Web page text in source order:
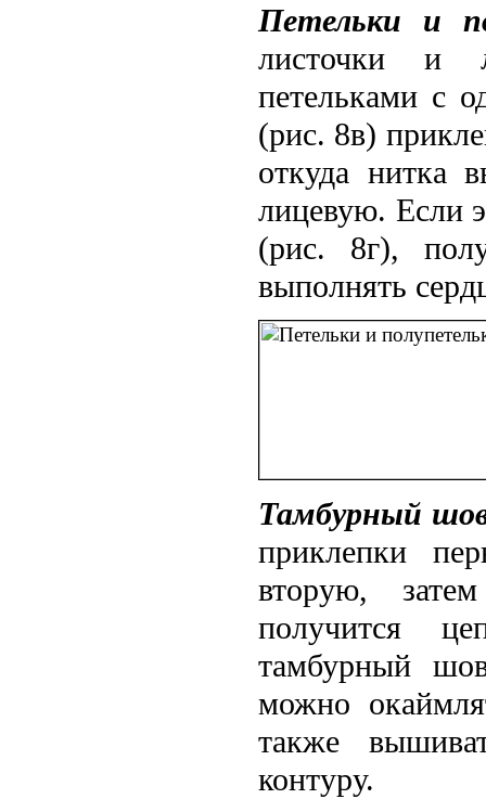
Петельки и
листочки и
петельками с
(рис. 8в)
откуда нитка
лицевую. Если
(рис. 8г),
выполнять
Тамбурный
приклепки
вторую,
получится
тамбурный
можно
также
контуру.